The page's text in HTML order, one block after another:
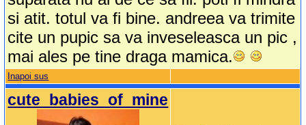
si atit. totul va fi bine. andreea va trimite
cite un pupic sa va inveseleasca un pic ,
mai ales pe tine draga mamica.
Inapoi sus
cute_babies_of_mine